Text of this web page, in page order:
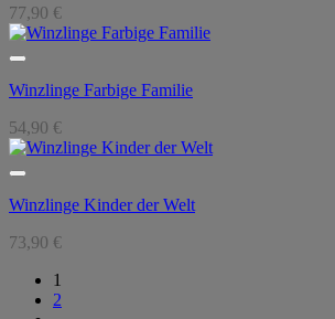
77,90 €
Winzlinge Farbige Familie
54,90 €
Winzlinge Kinder der Welt
73,90 €
1
2